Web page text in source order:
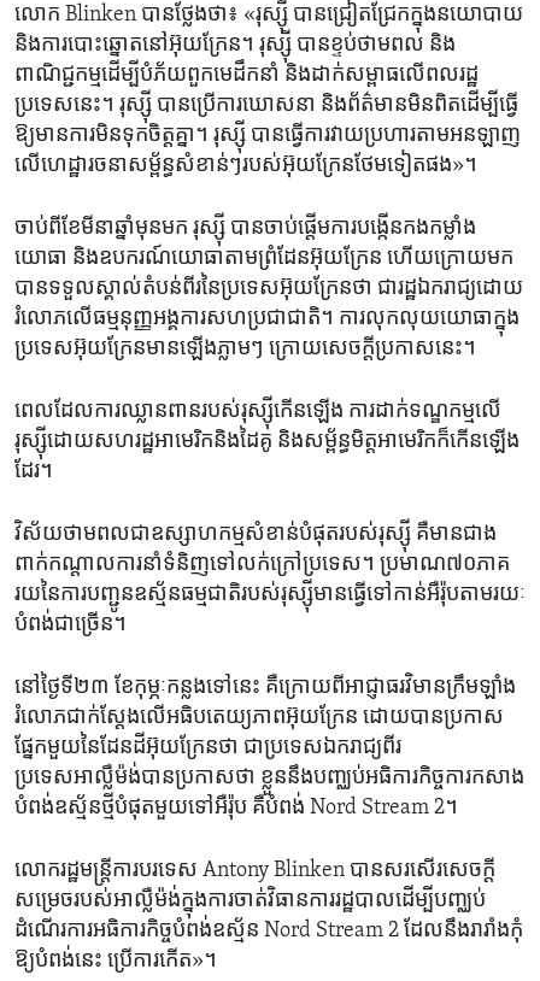
លោក​ Blinken បាន​ថ្លែង​ថា៖ «រុស្ស៊ី បានជ្រៀត​ជ្រែកក្នុង​នយោបាយ​
និង​ការ​បោះឆ្នោត​នៅអ៊ុយក្រែន។ រុស្ស៊ី បាន​ខ្ទប់ថាមពល និង​
ពាណិជ្ជកម្ម​ដើម្បីបំភ័យពួកមេដឹកនាំ និងដាក់​សម្ពាធ​លើ​ពលរដ្ឋ​
ប្រទេស​នេះ។ រុស្ស៊ី បានប្រើ​ការ​ឃោសនា​ និង​ព័ត៌មាន​មិនពិត​ដើម្បី​ធ្វើ
ឱ្យមាន​ការ​មិន​ទុកចិត្ត​គ្នា។ រុស្ស៊ី​ បាន​ធ្វើការ​វាយ​ប្រហារ​តាម​អនឡាញ
លើ​ហេដ្ឋារចនា​សម្ព័ន្ធ​សំខាន់​ៗរបស់​អ៊ុយក្រែន​ថែម​ទៀត​ផង»។
ចាប់​ពី​ខែ​មីនាឆ្នាំមុនមក ​រុស្ស៊ី​ បានចាប់ផ្តើម​ការបង្កើន​កងកម្លាំង​
យោធា និងឧបករណ៍​យោធា​តាមព្រំដែន​អ៊ុយក្រែន ហើយ​ក្រោយមក
បាន​ទទួល​ស្គាល់​តំបន់​ពីរ​នៃ​ប្រទេស​អ៊ុយក្រែនថា ​ជារដ្ឋឯករាជ្យ​ដោយ​
រំលោភ​លើ​ធម្មនុញ្ញ​អង្គការ​សហប្រជាជាតិ។ ការ​លុកលុយយោធាក្នុង​
ប្រទេស​អ៊ុយក្រែន​មានឡើងភ្លាមៗ ​ក្រោយសេចក្តី​ប្រកាស​នេះ។
ពេល​ដែលការ​ឈ្លានពាន​របស់​រុស្ស៊ីកើន​ឡើង ​ការ​ដាក់ទណ្ឌកម្មលើ​
រុស្ស៊ីដោយ​សហរដ្ឋ​អាមេរិកនិង​ដៃ​គូ និង​សម្ព័ន្ធមិត្ត​អាមេរិកក៏​កើនឡើង
ដែរ។
វិស័យ​ថាម​ពលជា​ឧស្សាហកម្មសំខាន់​បំផុត​របស់រុស្ស៊ី គឺ​មានជាង​
ពាក់កណ្តាលការនាំ​ទំនិញទៅ​លក់​ក្រៅ​ប្រទេស។ ​ប្រមាណ​៧០ភាគ​
រយ​នៃ​ការបញ្ជូន​ឧស្ម័ន​ធម្មជាតិរបស់​រុស្ស៊ីមានធ្វើ​ទៅ​កាន់​អឺរ៉ុប​តាម​រយៈ​
បំពង់ជា​ច្រើន។​
នៅថ្ងៃ​ទី២៣ ខែកុម្ភៈកន្លងទៅនេះ ​គឺ​ក្រោយពី​អាជ្ញាធរ​វិមានក្រឹមឡាំង​
រំលោភជាក់ស្តែងលើអធិបតេយ្យភាព​អ៊ុយក្រែន ​ដោយ​បាន​ប្រកាស
ផ្នែក​មួយ​នៃ​ដែនដី​អ៊ុយក្រែន​ថា ជាប្រទេស​ឯករាជ្យ​ពីរ
ប្រទេសអាល្លឺម៉ង់​បានប្រកាស​ថា​ ខ្លួននឹង​បញ្ឈប់អធិការកិច្ច​ការ​កសាង
បំពង់​ឧស្ម័នថ្មីបំផុ​ត​មួយ​ទៅ​អឺរ៉ុប គឺបំពង់ Nord Stream 2។
លោករដ្ឋមន្ត្រីការ​បរទេស Antony Blinken បានសរសើរសេចក្តី​
សម្រេច​របស់​អាល្លឺម៉ង់ក្នុង​ការចាត់​វិធានការរដ្ឋបាល​ដើម្បី​បញ្ឈប់
ដំណើរ​ការអធិការកិច្ច​បំពង់ឧស្ម័ន Nord Stream 2 ដែលនឹងរារាំង​កុំ​
ឱ្យ​បំពង់នេះ​ ប្រើការកើត»។​